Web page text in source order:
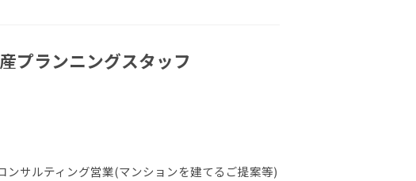
プランニングスタッフ
ンサルティング営業(マンションを建てるご提案等)